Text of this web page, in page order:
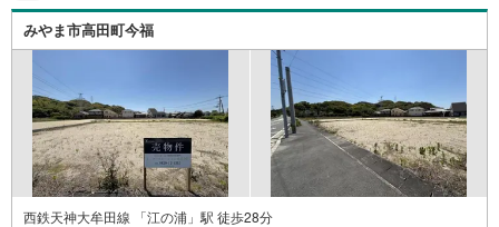
みやま市高田町今福
西鉄天神大牟田線 「江の浦」駅 徒歩28分